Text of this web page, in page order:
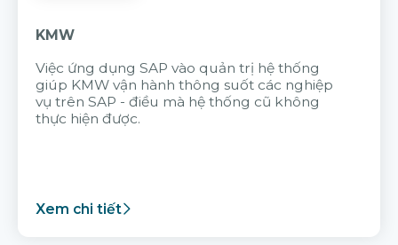
KMW
Việc ứng dụng SAP vào quản trị hệ thống
giúp KMW vận hành thông suốt các nghiệp
vụ trên SAP - điều mà hệ thống cũ không
thực hiện được.
Xem chi tiết